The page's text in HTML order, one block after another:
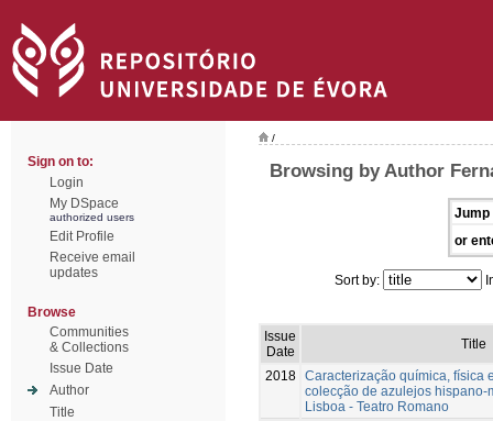
Sign on to:
Login
My DSpace
authorized users
Edit Profile
Receive email
updates
Browse
Communities
& Collections
Issue Date
Author
Title
/
Browsing by Author
Jump
or
Sort by:
Issue
Date
Title
2018 Caracterização química, física
colecção de azulejos hispano-
Lisboa - Teatro Romano